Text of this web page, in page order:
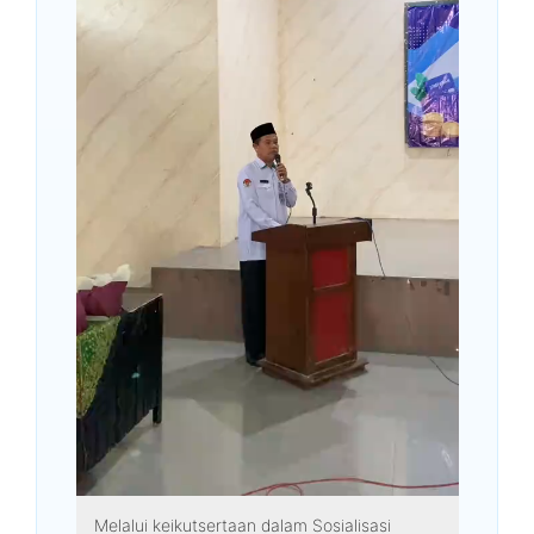
Melalui keikutsertaan dalam Sosialisasi